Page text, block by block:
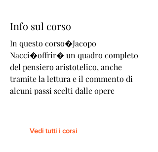
Info sul corso
In questo corso�Jacopo
Nacci�offrir� un quadro completo
del pensiero aristotelico, anche
tramite la lettura e il commento di
alcuni passi scelti dalle opere
Vedi tutti i corsi